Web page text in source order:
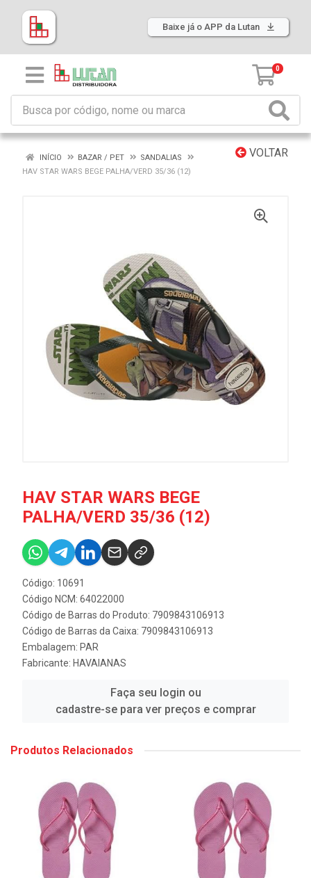
Baixe já o APP da Lutan
0
VOLTAR
INÍCIO BAZAR / PET
SANDALIAS
HAV STAR WARS BEGE PALHA/VERD 35/36 (12)
HAV STAR WARS BEGE
PALHA/VERD 35/36 (12)
Código: 10691
Código NCM: 64022000
Código de Barras do Produto: 7909843106913
Código de Barras da Caixa: 7909843106913
Embalagem: PAR
Fabricante: HAVAIANAS
Faça seu login ou
cadastre-se para ver preços e comprar
Produtos Relacionados